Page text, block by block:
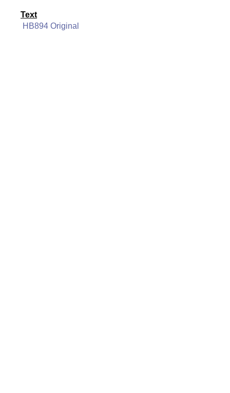
Text
HB894 Original